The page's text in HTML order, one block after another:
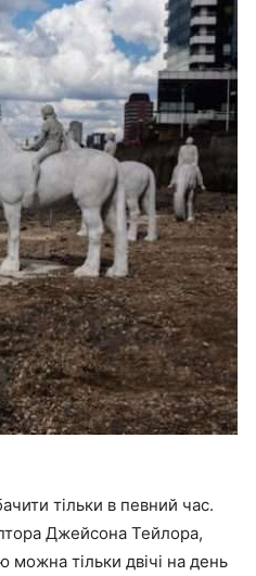
тільки в певний час.
Джейсона Тейлора,
можна тільки двічі на день